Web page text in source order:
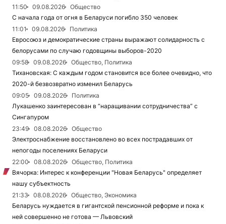
11:50
09.08.2026
Общество
С начала года от огня в Беларуси погибло 350 человек
11:01
09.08.2026
Политика
Евросоюз и демократические страны выражают солидарность с
белорусами по случаю годовщины выборов-2020
09:58
09.08.2026
Общество, Политика
Тихановская: С каждым годом становится все более очевидно, что
2020-й безвозвратно изменил Беларусь
09:05
09.08.2026
Политика
Лукашенко заинтересован в “наращивании сотрудничества” с
Сингапуром
23:49
08.08.2026
Общество
Электроснабжение восстановлено во всех пострадавших от
непогоды поселениях Беларуси
22:00
08.08.2026
Общество, Политика
Вячорка: Интерес к конференции "Новая Беларусь" определяет
нашу субъектность
21:33
08.08.2026
Общество, Экономика
Беларусь нуждается в гигантской пенсионной реформе и пока к
ней совершенно не готова — Львовский